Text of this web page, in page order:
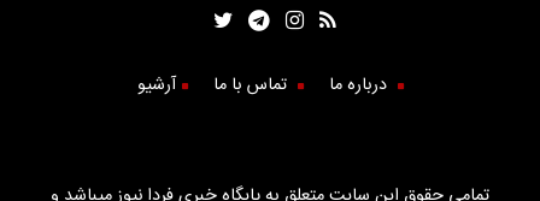
درباره ما تماس با ما آرشیو